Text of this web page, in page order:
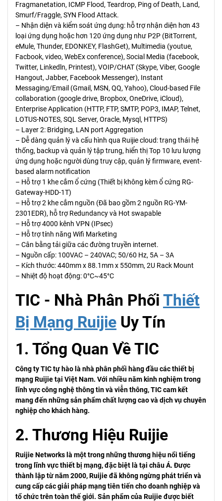
Fragmanetation, ICMP Flood, Teardrop, Ping of Death, Land,
Smurf/Fraggle, SYN Flood Attack.
– Nhận diện và kiểm soát ứng dụng: hỗ trợ nhận diện hơn 43
loại ứng dụng hoặc hơn 120 ứng dụng như P2P (BitTorrent,
eMule, Thunder, EDONKEY, FlashGet), Multimedia (youtue,
Facbook, video, WebEx conference), Social Media (facebook,
Twitter, Linkedln, Printest), VOIP/CHAT (Skype, Viber, Google
Hangout, Jabber, Facebook Messenger), Instant
Messaging/Email (Gmail, MSN, QQ, Yahoo), Cloud-based File
collaboration (google drive, Bropbox, OneDrive, iCloud),
Enterprise Application (HTTP, FTP, SMTP, POP3, IMAP, Telnet,
LOTUS-NOTES, SQL Server, Oracle, Mysql, HTTPS)
– Layer 2: Bridging, LAN port Aggregation
– Dễ dàng quản lý và cấu hình qua Ruijie cloud: trạng thái hệ
thống, backup và quản lý tập trung, hiển thị Top 10 lưu lượng
ứng dụng hoặc người dùng truy cập, quản lý firmware, event-
based alarm notification
– Hỗ trợ 1 khe cắm ổ cứng (Thiết bị không kèm ổ cứng RG-
Gateway-HDD-1T)
– Hỗ trợ 2 khe cắm nguồn (Đã bao gồm 2 nguồn RG-YM-
2301EDR), hỗ trợ Redundancy và Hot swapable
– Hỗ trợ 4000 kênh VPN (IPsec)
– Hỗ trợ tính năng Wifi Marketing
– Cân bằng tải giữa các đường truyền internet.
– Nguồn cấp: 100VAC – 240VAC; 50/60 Hz, 5A – 3A
– Kích thước: 440mm x 88.1mm x 550mm, 2U Rack Mount
– Nhiệt độ hoạt động: 0°C~45°C
TIC - Nhà Phân Phối Thiết
Bị Mạng Ruijie Uy Tín
1. Tổng Quan Về TIC
Công ty TIC tự hào là nhà phân phối hàng đầu các thiết bị
mạng Ruijie tại Việt Nam. Với nhiều năm kinh nghiệm trong
lĩnh vực công nghệ thông tin và viễn thông, TIC cam kết
mang đến những sản phẩm chất lượng cao và dịch vụ chuyên
nghiệp cho khách hàng.
2. Thương Hiệu Ruijie
Ruijie Networks là một trong những thương hiệu nổi tiếng
trong lĩnh vực thiết bị mạng, đặc biệt là tại châu Á. Được
thành lập từ năm 2000, Ruijie đã không ngừng phát triển và
cung cấp các giải pháp mạng tiên tiến cho doanh nghiệp và
tổ chức trên toàn thế giới. Sản phẩm của Ruijie được biết